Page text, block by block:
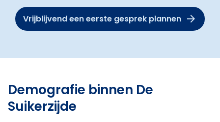
Vrijblijvend een eerste gesprek plannen
Demografie binnen De
Suikerzijde